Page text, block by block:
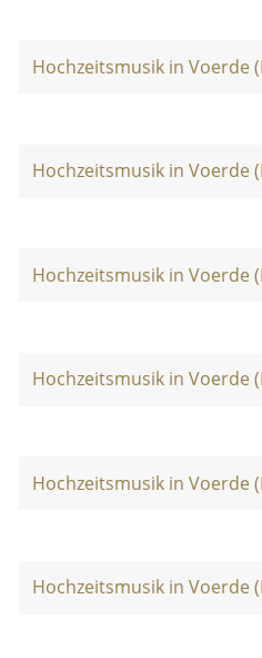
Hochzeitsmusik in Voerde
Hochzeitsmusik in Voerde
Hochzeitsmusik in Voerde
Hochzeitsmusik in Voerde
Hochzeitsmusik in Voerde
Hochzeitsmusik in Voerde